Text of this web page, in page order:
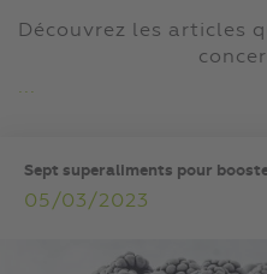
Découvrez les articles
...
Sept superaliments pour
05/03/2023